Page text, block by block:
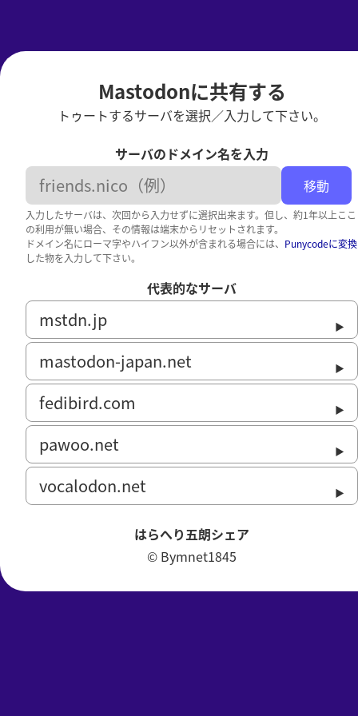
Mastodonに共有する
トゥートするサーバを選択／入力して下さい。
サーバのドメイン名を入力
移動
入力したサーバは、次回から入力せずに選択出来ます。但し、約1年以上ここ
の利用が無い場合、その情報は端末からリセットされます。
ドメイン名にローマ字やハイフン以外が含まれる場合には、 Punycodeに変換
した物を入力して下さい。
代表的なサーバ
mstdn.jp
mastodon-japan.net
fedibird.com
pawoo.net
vocalodon.net
はらへり五朗シェア
© Bymnet1845